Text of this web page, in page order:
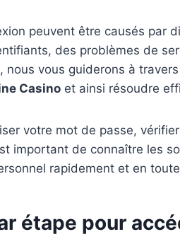
peuvent être causés par
des problèmes de
nous vous guiderons à
Casino et ainsi résoudre
votre mot de passe,
important de connaître les
rapidement et en
étape pour